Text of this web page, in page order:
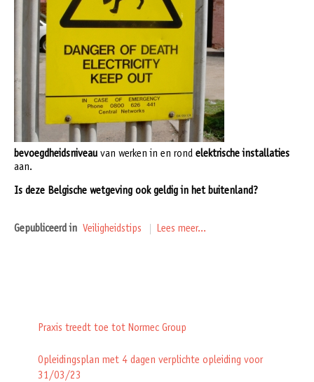
bevoegdheidsniveau van werken in en rond elektrische installaties
aan.
Is deze Belgische wetgeving ook geldig in het buitenland?
Gepubliceerd in Veiligheidstips Lees meer...
Praxis treedt toe tot Normec Group
Opleidingsplan met 4 dagen verplichte opleiding voor
31/03/23